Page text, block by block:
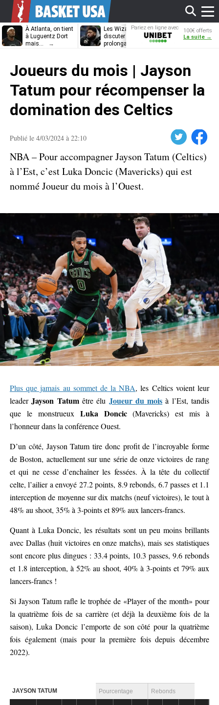
À Atlanta, on tient
à Luguentz Dort
mais…
Les Wizards vont
discuter
prolongation avec
Dennis
découvrira-t-il
Pariez en ligne avec
Unibet
100€ offerts
La suite →
Joueurs du mois | Jayson
Tatum pour récompenser la
domination des Celtics
Publié le 4/03/2024 à 22:10 Facebook
NBA – Pour accompagner Jayson Tatum (Celtics)
à l’Est, c’est Luka Doncic (Mavericks) qui est
nommé Joueur du mois à l’Ouest.
Plus que jamais au sommet de la NBA, les Celtics voient leur
leaderJayson Tatumêtre élu Joueur du mois à l’Est, tandis
que le monstrueux Luka Doncic(Mavericks) est mis à
l’honneur dans la conférence Ouest.
D’un côté, Jayson Tatum tire donc profit de l’incroyable forme
de Boston, actuellement sur une série de onze victoires de rang
et qui ne cesse d’enchaîner les fessées. À la tête du collectif
celte, l’ailier a envoyé 27.2 points, 8.9 rebonds, 6.7 passes et 1.1
interception de moyenne sur dix matchs (neuf victoires), le tout à
48% au shoot, 35% à 3-points et 89% aux lancers-francs.
Quant à Luka Doncic, les résultats sont un peu moins brillants
avec Dallas (huit victoires en onze matchs), mais ses statistiques
sont encore plus dingues : 33.4 points, 10.3 passes, 9.6 rebonds
et 1.8 interception, à 52% au shoot, 40% à 3-points et 79% aux
lancers-francs !
Si Jayson Tatum rafle le trophée de «Player of the month» pour
la quatrième fois de sa carrière (et déjà la deuxième fois de la
saison), Luka Doncic l’emporte de son côté pour la quatrième
fois également (mais pour la première fois depuis décembre
2022).
JAYSON TATUM Pourcentage Rebonds